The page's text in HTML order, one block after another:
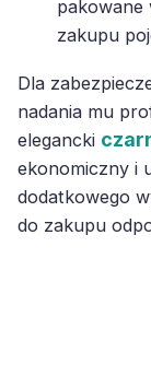
zakupu
Dla
nadania mu
elegancki
ekonomiczny i
dodatkowego
do zakupu